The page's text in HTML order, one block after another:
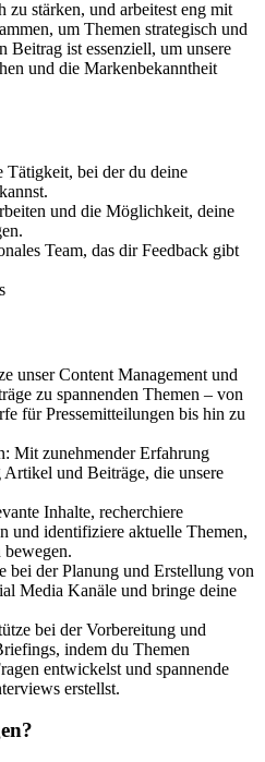
stärken, und arbeitest eng mit
um Themen strategisch und
Beitrag ist essenziell, um unsere
und die Markenbekanntheit
Tätigkeit, bei der du deine
und die Möglichkeit, deine
Team, das dir Feedback gibt
unser Content Management und
zu spannenden Themen – von
für Pressemitteilungen bis hin zu
Mit zunehmender Erfahrung
Artikel und Beiträge, die unsere
Inhalte, recherchiere
und identifiziere aktuelle Themen,
bei der Planung und Erstellung von
Media Kanäle und bringe deine
bei der Vorbereitung und
indem du Themen
entwickelst und spannende
erstellst.